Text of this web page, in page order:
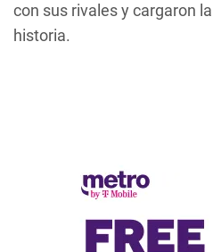
con sus rivales y cargaron
historia.